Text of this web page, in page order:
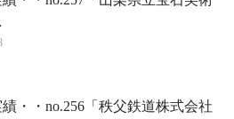
・・no.256「秩父鉄道株式会社